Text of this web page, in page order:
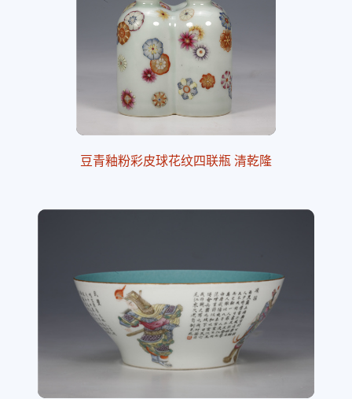
豆青釉粉彩皮球花纹四联瓶 清乾隆